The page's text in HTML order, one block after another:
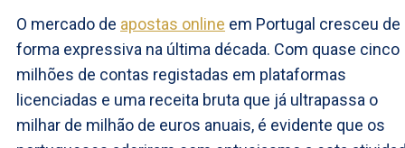
O mercado de apostas online em Portugal cresceu de
forma expressiva na última década. Com quase cinco
milhões de contas registadas em plataformas
licenciadas e uma receita bruta que já ultrapassa o
milhar de milhão de euros anuais, é evidente que os